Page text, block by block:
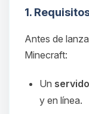
1.
Antes de
Minecraft:
Un
y en línea.